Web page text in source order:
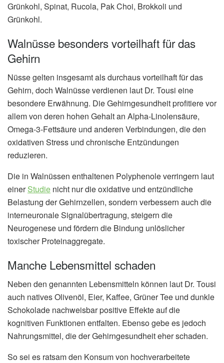
Grünkohl, Spinat, Rucola, Pak Choi, Brokkoli und
Grünkohl.
Walnüsse besonders vorteilhaft für das
Gehirn
Nüsse gelten insgesamt als durchaus vorteilhaft für das
Gehirn, doch Walnüsse verdienen laut Dr. Tousi eine
besondere Erwähnung. Die Gehirngesundheit profitiere vor
allem von deren hohen Gehalt an Alpha-Linolensäure,
Omega-3-Fettsäure und anderen Verbindungen, die den
oxidativen Stress und chronische Entzündungen
reduzieren.
Die in Walnüssen enthaltenen Polyphenole verringern laut
einerStudie nicht nur die oxidative und entzündliche
Belastung der Gehirnzellen, sondern verbessern auch die
interneuronale Signalübertragung, steigern die
Neurogenese und fördern die Bindung unlöslicher
toxischer Proteinaggregate.
Manche Lebensmittel schaden
Neben den genannten Lebensmitteln können laut Dr. Tousi
auch natives Olivenöl, Eier, Kaffee, Grüner Tee und dunkle
Schokolade nachweisbar positive Effekte auf die
kognitiven Funktionen entfalten. Ebenso gebe es jedoch
Nahrungsmittel, die der Gehirngesundheit eher schaden.
So sei es ratsam den Konsum von hochverarbeitete